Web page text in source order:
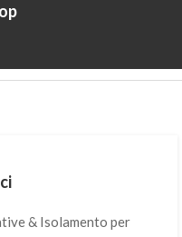
& Isolamento per